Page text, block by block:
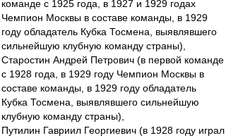
команде с 1925 года, в 1927 и 1929 годах
Чемпион Москвы в составе команды, в 1929
году обладатель Кубка Тосмена, выявлявшего
сильнейшую клубную команду страны),
Старостин Андрей Петрович (в первой команде
с 1928 года, в 1929 году Чемпион Москвы в
составе команды, в 1929 году обладатель
Кубка Тосмена, выявлявшего сильнейшую
клубную команду страны),
Путилин Гавриил Георгиевич (в 1928 году играл